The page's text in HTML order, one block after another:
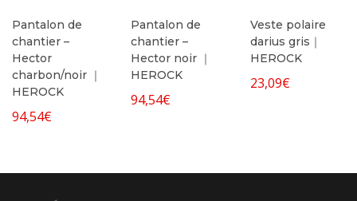
Pantalon de
chantier –
Hector
charbon/noir ｜
HEROCK
94,54€
Pantalon de
chantier –
Hector noir ｜
HEROCK
94,54€
Veste polaire
darius gris｜
HEROCK
23,09€